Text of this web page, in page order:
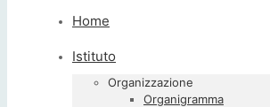
Home
Istituto
Organizzazione
Organigramma